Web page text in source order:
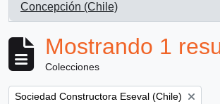
Concepción (Chile)
, 1 resultados
Mostrando 1
Colecciones
Remove filter:
Sociedad Constructora Eseval (Chile)